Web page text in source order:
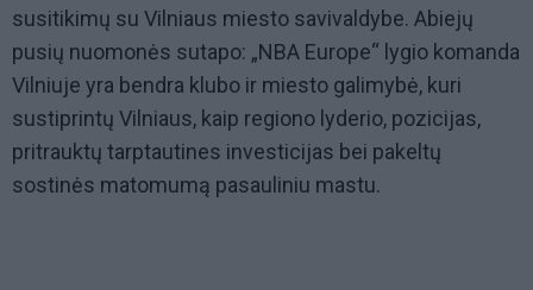
susitikimų su Vilniaus miesto savivaldybe. Abiejų
pusių nuomonės sutapo: „NBA Europe“ lygio komanda
Vilniuje yra bendra klubo ir miesto galimybė, kuri
sustiprintų Vilniaus, kaip regiono lyderio, pozicijas,
pritrauktų tarptautines investicijas bei pakeltų
sostinės matomumą pasauliniu mastu.